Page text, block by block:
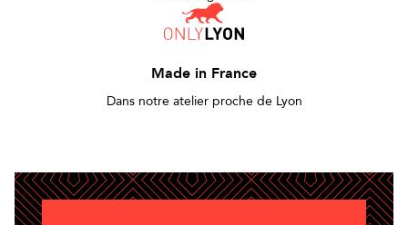
Made in France
Dans notre atelier proche de Lyon